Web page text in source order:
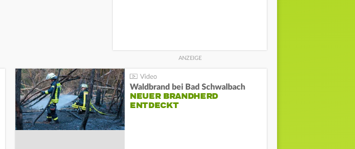
Waldbrand bei Bad Schwalbach
NEUER BRANDHERD
ENTDECKT